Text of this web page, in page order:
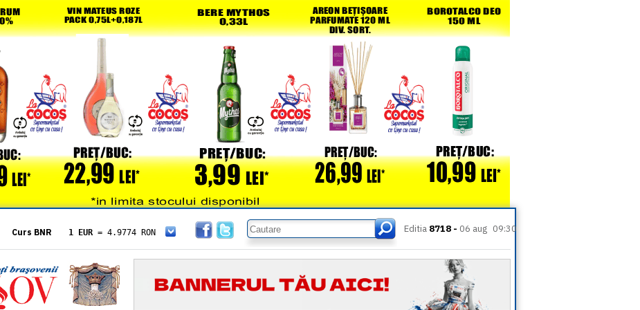
Curs BNR 1 EUR = 4.9774 RON
= 5.8304 RON
1 XAU= 464.4611 RON
1 AED= 1.1933 RON
1 AUD= 2.7957 RON
1 BGN= 2.5449 RON
Editia 8718 - 06 aug 09:30